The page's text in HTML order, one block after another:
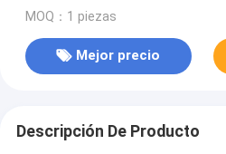
MOQ：1 piezas
Mejor precio
Descripción De Producto